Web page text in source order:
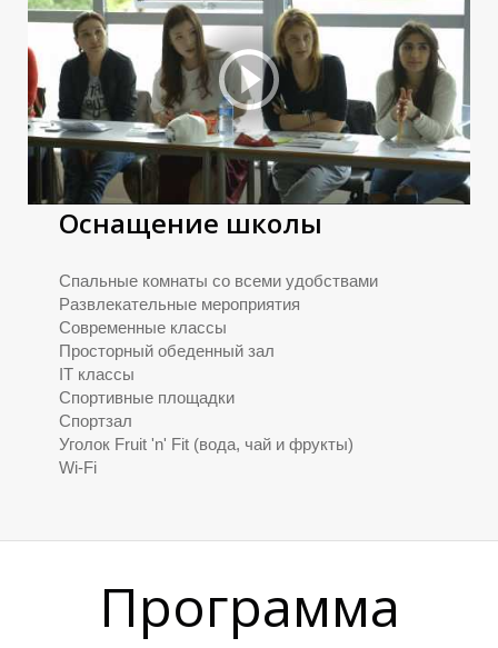
М
Оснащение школы
Спальные комнаты со всеми удобствами
Развлекательные мероприятия
Современные классы
Просторный обеденный зал
IT классы
Спортивные площадки
Спортзал
Уголок Fruit 'n' Fit (вода, чай и фрукты)
Wi-Fi
Программа
М